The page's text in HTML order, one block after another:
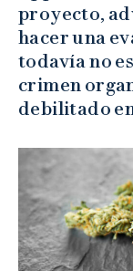
proyecto,
hacer una
todavía no
crimen
debilitado